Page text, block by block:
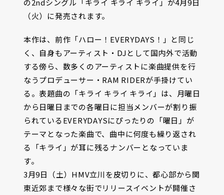
（火）に発売されます。
本作は、前作「ハロー！EVERYDAYS！」と同じ
く、自身もアーティスト・DJとして国内外で活動
する傍ら、数多くのアーティストに楽曲提供を行
なうプロデューサー・RAM RIDERが手掛けてい
る。表題曲の「キライ キライ キライ」は、月曜日
から日曜日までの各曜日に担当メンバーが割り振
られているEVERYDAYSにぴったりの「曜日」が
テーマとなった楽曲で、曲中に何度も繰り返され
る「キライ」が耳に残るナンバーとなっていま
す。
3月9日（土）HMV立川を皮切りに、都心部から関
東近郊まで様々な街でリリースイベントが開催さ